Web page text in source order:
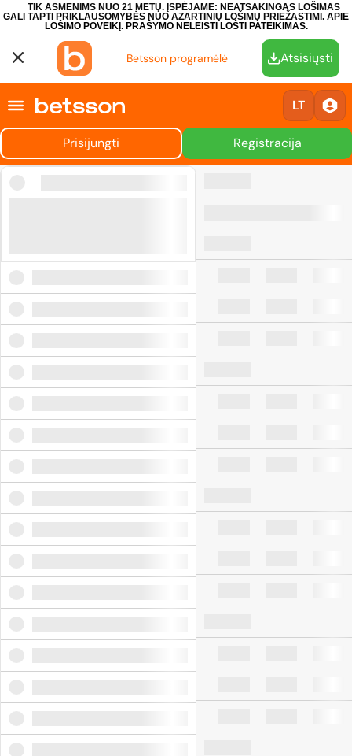
TIK ASMENIMS NUO 21 METŲ. ĮSPĖJAME: NEATSAKINGAS LOŠIMAS
GALI TAPTI PRIKLAUSOMYBĖS NUO AZARTINIŲ LOŠIMŲ PRIEŽASTIMI. APIE
LOŠIMO POVEIKĮ. PRAŠYMO NELEISTI LOŠTI PATEIKIMAS.
Betsson programėlė Atsisiųsti
LT
Prisijungti Registracija